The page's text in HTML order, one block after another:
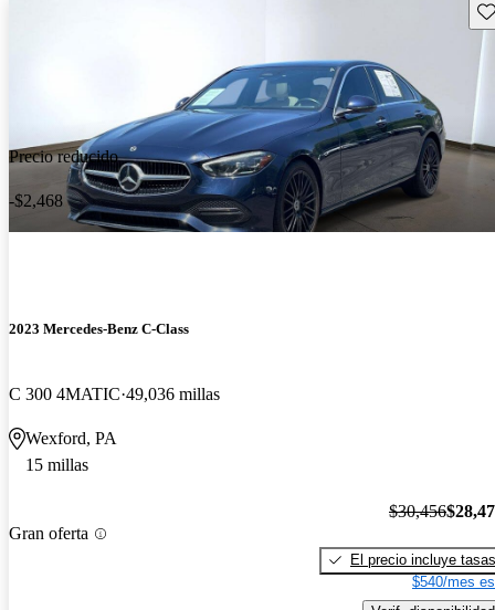
Precio reducido
-$2,468
2023 Mercedes-Benz C-Class
C 300 4MATIC 49,036 millas
Wexford, PA
15 millas
Gran oferta
$30,456
El precio incluye tasas
$540/mes